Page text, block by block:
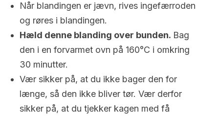
Når blandingen er jævn, rives ingefærroden
og røres i blandingen.
Hæld denne blanding over bunden. Bag
den i en forvarmet ovn på 160°C i omkring
30 minutter.
Vær sikker på, at du ikke bager den for
længe, så den ikke bliver tør. Vær derfor
sikker på, at du tjekker kagen med få